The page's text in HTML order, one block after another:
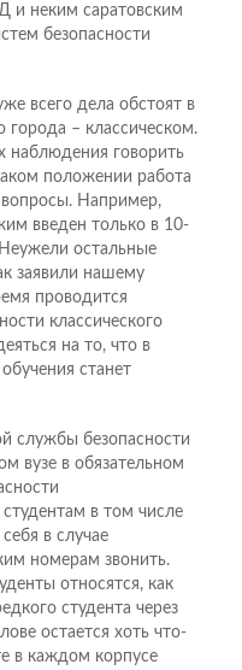
и неким саратовским
безопасности
всего дела обстоят в
города – классическом.
наблюдения говорить
положении работа
Например,
введен только в 10-
остальные
заявили нашему
проводится
классического
на то, что в
станет
службы безопасности
вузе в обязательном
в том числе
в случае
номерам звонить.
относятся, как
студента через
остается хоть что-
в каждом корпусе